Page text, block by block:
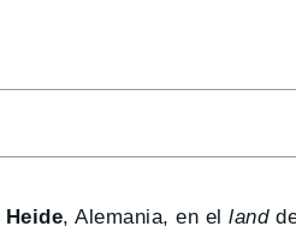
Heide, Alemania, en elland